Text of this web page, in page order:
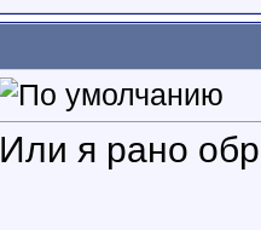
Или я рано